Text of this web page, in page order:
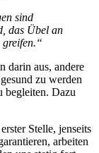
sind
das Übel an
greifen.“
darin aus, andere
zu werden
begleiten. Dazu
Stelle, jenseits
arbeiten